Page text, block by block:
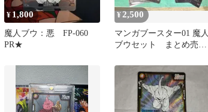
¥ 1,800
魔人ブウ：悪 FP-060
PR★
¥ 2,500
マンガブースター01 魔人
ブウセット まとめ売